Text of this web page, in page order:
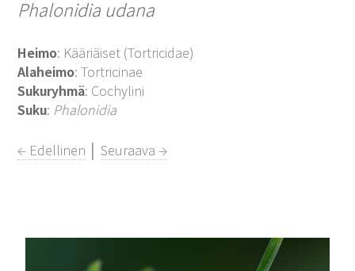
Phalonidia udana
Heimo: Kääriäiset (Tortricidae)
Alaheimo: Tortricinae
Sukuryhmä: Cochylini
Suku: Phalonidia
← Edellinen │Seuraava →